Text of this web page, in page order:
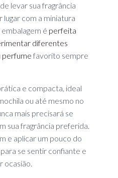
levar sua fragrância
com a miniatura
embalagem é perfeita
diferentes
perfume favorito sempre
e compacta, ideal
ou até mesmo no
mais precisará se
sua fragrância preferida.
e aplicar um pouco do
se sentir confiante e
ocasião.